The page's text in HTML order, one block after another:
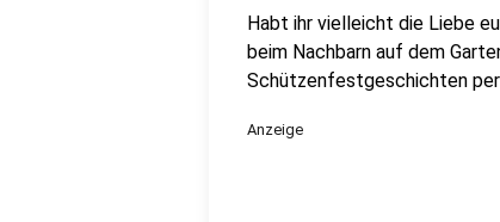
Habt ihr vielleicht die Liebe
beim Nachbarn auf dem
Schützenfestgeschichten
Anzeige